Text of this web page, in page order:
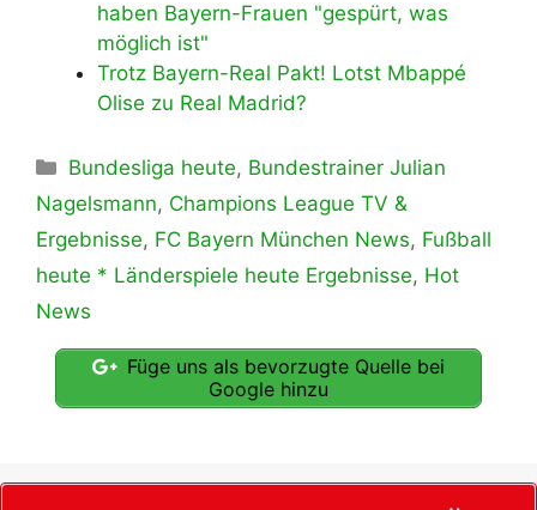
haben Bayern-Frauen "gespürt, was
möglich ist"
Trotz Bayern-Real Pakt! Lotst Mbappé
Olise zu Real Madrid?
Kategorien
Bundesliga heute, Bundestrainer Julian
Nagelsmann, Champions League TV &
Ergebnisse, FC Bayern München News, Fußball
heute * Länderspiele heute Ergebnisse, Hot
News
Füge uns als bevorzugte Quelle bei
Google hinzu